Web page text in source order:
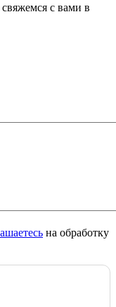
с вами в
на обработку